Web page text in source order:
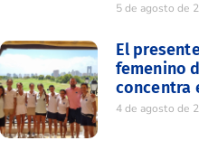
5 de agosto de
El
femenino
concentra
4 de agosto de